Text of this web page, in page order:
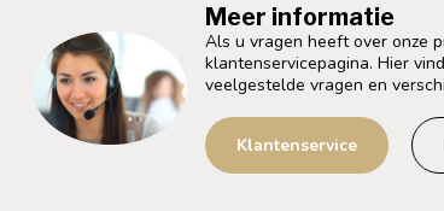
Meer informatie
Als u vragen heeft over onze
klantenservicepagina. Hier
veelgestelde vragen en
Klantenservice